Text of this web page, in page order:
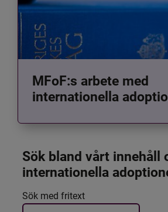
MFoF:s arbete med
internationella
Sök bland vårt innehåll
internationella
Filtrera resultatet
Det här formuläret postas
Sök med fritext